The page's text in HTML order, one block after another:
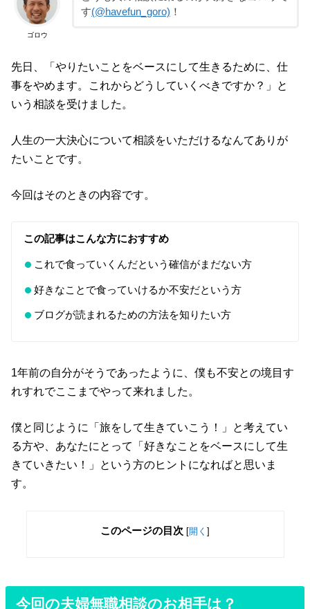
ゴロウ
す(@havefun_goro) ！
先日、「やりたいことをベースにして生きるために、仕
事をやめます。これからどうしていくべきですか？」と
いう相談を受けました。
人生の一大決心について相談をいただけるなんてありが
たいことです。
今回はそのときの内容です。
この記事はこんな方におすすめ
これで食っていくんだという確信がまだない方
好きなことで食っていけるか不安だという方
ブログが読まれるための方法を知りたい方
1年前の自分がそうであったように、僕も不安との境目す
れすれでここまでやって来れました。
僕と同じように「旅をして生きていこう！」と考えてい
る方や、あなたにとって「好きなことをベースにして生
きていきたい！」という方のヒントになればと思いま
す。
このページの目次 [開く ]
今回の夫婦無職相談のお相手は？